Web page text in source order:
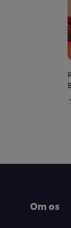
Om os